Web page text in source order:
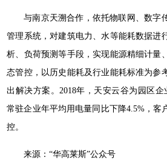
与南京天溯合作，依托物联网、数字
管理系统，对建筑电力、水等能耗数据进
析、负荷预测等手段，实现能源精细计量
态管控，以历史能耗及行业能耗标准为参
出解决方案。2018年，天安云谷为园区企
常驻企业年平均用电量同比下降4.5%，客
控。
来源：“华高莱斯”公众号